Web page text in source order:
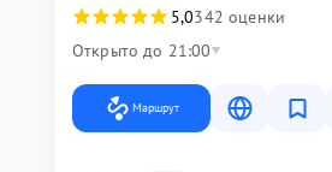
5,0342 оценки
Открыто до 21:00
Маршрут